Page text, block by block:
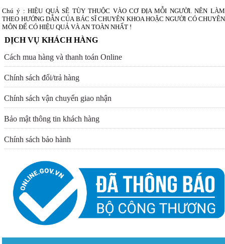
Chú ý : HIỆU QUẢ SẼ TÙY THUỘC VÀO CƠ ĐỊA MỖI NGƯỜI. NÊN LÀM
THEO HƯỚNG DẪN CỦA BÁC SĨ CHUYÊN KHOA HOẶC NGƯỜI CÓ CHUYÊN
MÔN ĐỂ CÓ HIỆU QUẢ VÀ AN TOÀN NHẤT !
DỊCH VỤ KHÁCH HÀNG
Cách mua hàng và thanh toán Online
Chính sách đổi/trả hàng
Chính sách vận chuyển giao nhận
Bảo mật thông tin khách hàng
Chính sách bảo hành